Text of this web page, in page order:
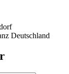
Deutschland